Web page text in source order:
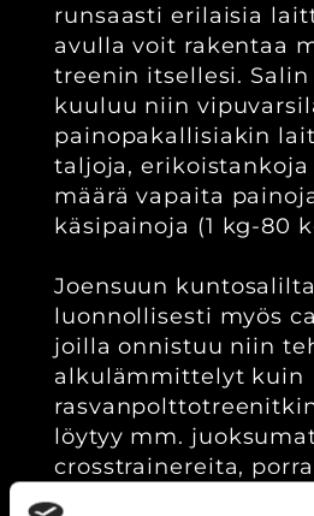
runsaasti erilaisia
avulla voit rakentaa
treenin itsellesi.
kuuluu niin
painopakallisiakin
taljoja, erikoistankoja
määrä vapaita
käsipainoja (1 kg-80
Joensuun
luonnollisesti myös
joilla onnistuu niin
alkulämmittelyt kuin
löytyy mm.
crosstrainereita,
soutulaite.